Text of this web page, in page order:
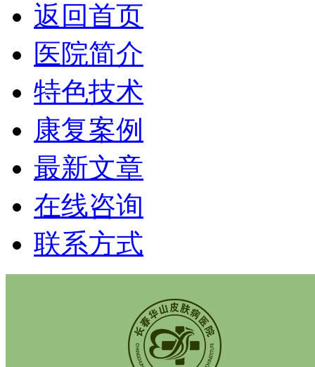
返回首页
医院简介
特色技术
康复案例
最新文章
在线咨询
联系方式